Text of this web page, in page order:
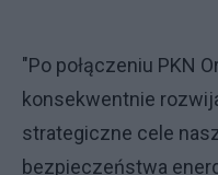
"Po połączeniu PKN
konsekwentnie
strategiczne cele
bezpieczeństwa